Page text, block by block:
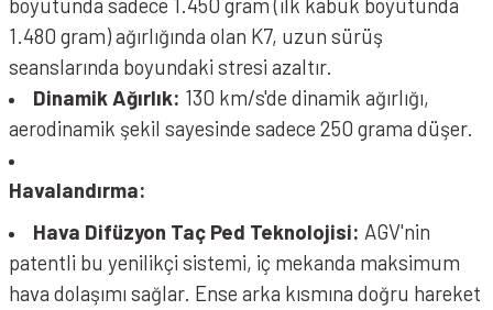
1.480 gram) ağırlığında olan K7, uzun sürüş
seanslarında boyundaki stresi azaltır.
Dinamik Ağırlık: 130 km/s'de dinamik ağırlığı,
aerodinamik şekil sayesinde sadece 250 grama düşer.
Havalandırma:
Hava Difüzyon Taç Ped Teknolojisi: AGV'nin
patentli bu yenilikçi sistemi, iç mekanda maksimum
hava dolaşımı sağlar. Ense arka kısmına doğru hareket